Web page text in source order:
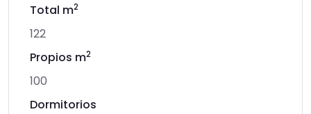
Total m2
122
Propios m2
100
Dormitorios